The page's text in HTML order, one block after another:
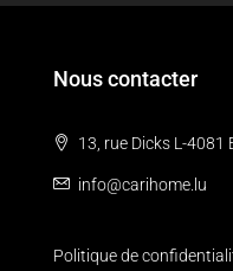
Nous contacter
13, rue Dicks L-4081
info@carihome.lu
Politique de